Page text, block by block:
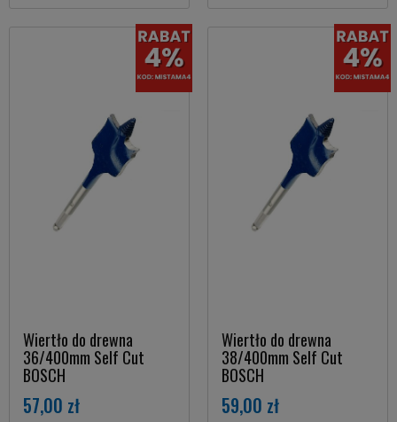
Wiertło do drewna
36/400mm Self Cut
BOSCH
57,00 zł
Wiertło do drewna
38/400mm Self Cut
BOSCH
59,00 zł